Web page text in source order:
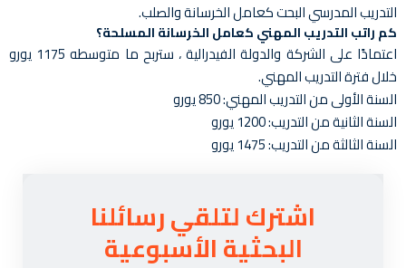
التدريب المدرسي البحت كعامل الخرسانة والصلب.
كم راتب التدريب المهني كعامل الخرسانة المسلحة؟
اعتمادًا على الشركة والدولة الفيدرالية ، ستربح ما متوسطه 1175 يورو
خلال فترة التدريب المهني.
السنة الأولى من التدريب المهني: 850 يورو
السنة الثانية من التدريب: 1200 يورو
السنة الثالثة من التدريب: 1475 يورو
اشترك لتلقي رسائلنا
البحثية الأسبوعية